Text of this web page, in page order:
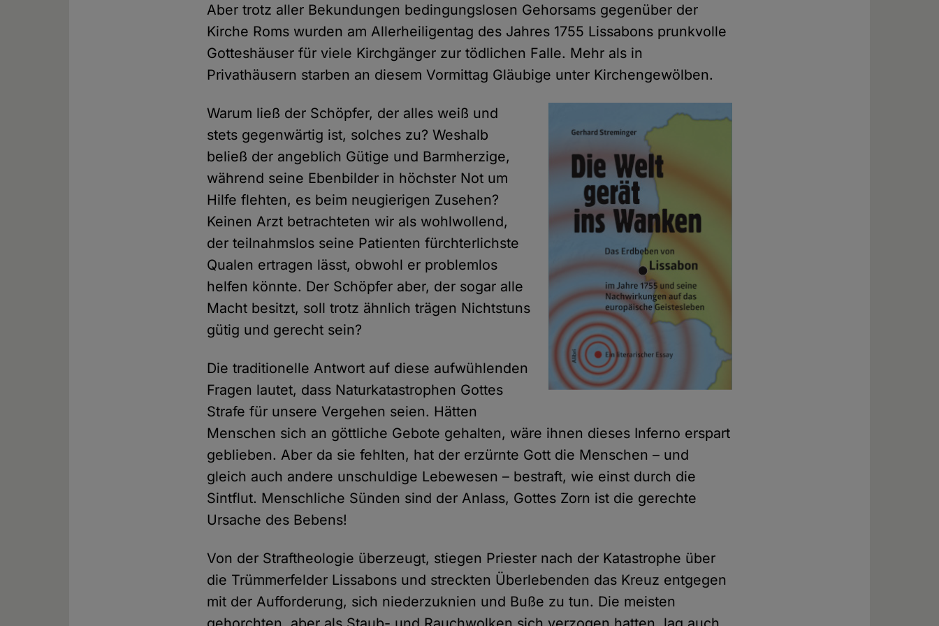
Aber trotz aller Bekundungen bedingungslosen Gehorsams gegenüber der
Kirche Roms wurden am Allerheiligentag des Jahres 1755 Lissabons prunkvolle
Gotteshäuser für viele Kirchgänger zur tödlichen Falle. Mehr als in
Privathäusern starben an diesem Vormittag Gläubige unter Kirchengewölben.
Warum ließ der Schöpfer, der alles weiß und
stets gegenwärtig ist, solches zu? Weshalb
beließ der angeblich Gütige und Barmherzige,
während seine Ebenbilder in höchster Not um
Hilfe flehten, es beim neugierigen Zusehen?
Keinen Arzt betrachteten wir als wohlwollend,
der teilnahmslos seine Patienten fürchterlichste
Qualen ertragen lässt, obwohl er problemlos
helfen könnte. Der Schöpfer aber, der sogar alle
Macht besitzt, soll trotz ähnlich trägen Nichtstuns
gütig und gerecht sein?
Die traditionelle Antwort auf diese aufwühlenden
Fragen lautet, dass Naturkatastrophen Gottes
Strafe für unsere Vergehen seien. Hätten
Menschen sich an göttliche Gebote gehalten, wäre ihnen dieses Inferno erspart
geblieben. Aber da sie fehlten, hat der erzürnte Gott die Menschen – und
gleich auch andere unschuldige Lebewesen – bestraft, wie einst durch die
Sintflut. Menschliche Sünden sind der Anlass, Gottes Zorn ist die gerechte
Ursache des Bebens!
Von der Straftheologie überzeugt, stiegen Priester nach der Katastrophe über
die Trümmerfelder Lissabons und streckten Überlebenden das Kreuz entgegen
mit der Aufforderung, sich niederzuknien und Buße zu tun. Die meisten